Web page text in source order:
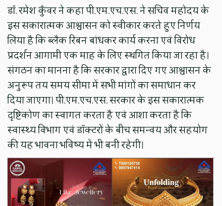
डॉ. रमेश कुँवर ने कहा पी.एम.एच.एस. ने सचिव महोदय के
इस सकारात्मक आश्वासन को स्वीकार करते हुए निर्णय
लिया है कि ब्लैक रिबन बांधकर कार्य करना एवं विरोध
प्रदर्शन आगामी एक माह के लिए स्थगित किया जा रहा है।
संगठन का मानना है कि सरकार द्वारा दिए गए आश्वासन के
अनुरूप तय समय सीमा में सभी मांगों का समाधान कर
दिया जाएगा। पी.एम.एच.एस. सरकार के इस सकारात्मक
दृष्टिकोण का स्वागत करता है एवं आशा करता है कि
स्वास्थ्य विभाग एवं डॉक्टरों के बीच समन्वय और सहयोग
की यह भावना भविष्य में भी बनी रहेगी।